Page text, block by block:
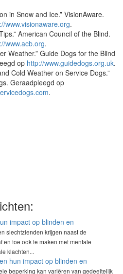
in Snow and Ice.” VisionAware.
www.visionaware.org.
American Council of the Blind.
www.acb.org.
Weather.” Guide Dogs for the Blind
op http://www.guidedogs.org.uk.
Cold Weather on Service Dogs.”
Geraadpleegd op
.
impact op blinden en
slechtzienden krijgen naast de
en toe ook te maken met mentale
klachten...
hun impact op blinden en
beperking kan variëren van gedeeltelijk